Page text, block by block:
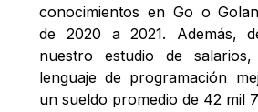
conocimientos en Go o
de 2020 a 2021. Además,
nuestro estudio de
lenguaje de programación
un sueldo promedio de 42 mil